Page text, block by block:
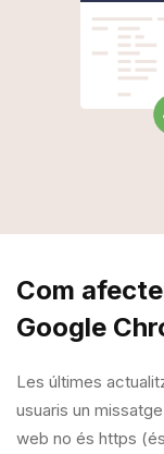
Com
Google
Les últimes
usuaris un
web no és https